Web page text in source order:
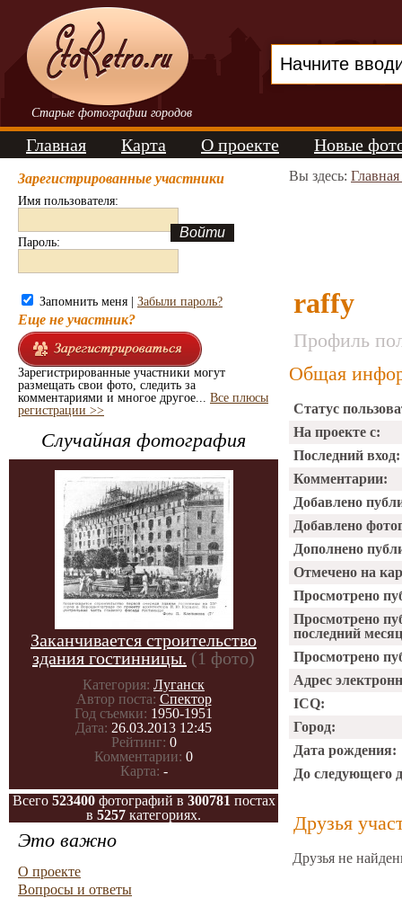
Старые фотографии городов
Главная Карта О проекте Новые
Зарегистрированные участники
Имя пользователя:
Пароль:
Запомнить меня | Забыли пароль?
Еще не участник?
Зарегистрированные участники могут
размещать свои фото, следить за
комментариями и многое другое... Все плюсы
регистрации >>
Случайная фотография
Заканчивается строительство
здания гостинницы. (1 фото)
Категория: Луганск
Автор поста: Спектор
Год съемки: 1950-1951
Дата: 26.03.2013 12:45
Рейтинг: 0
Комментарии: 0
Карта: -
Всего 523400фотографий в 300781 постах
в 5257 категориях.
Это важно
О проекте
Вопросы и ответы
Вы здесь:
raffy
Профиль
Общая
Статус
На проекте с:
Последний вход:
Комментарии:
Добавлено
Добавлено
Дополнено
Отмечено на
Просмотрено
Просмотрено
последний
Просмотрено
Адрес
ICQ:
Город:
Дата рождения:
До следующего
Друзья
Друзья не